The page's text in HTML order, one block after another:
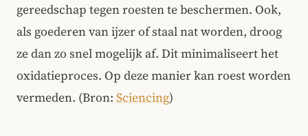
gereedschap tegen roesten te beschermen. Ook,
als goederen van ijzer of staal nat worden, droog
ze dan zo snel mogelijk af. Dit minimaliseert het
oxidatieproces. Op deze manier kan roest worden
vermeden. (Bron: Sciencing)